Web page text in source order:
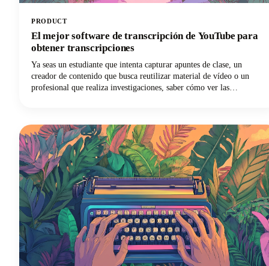
PRODUCT
El mejor software de transcripción de YouTube para
obtener transcripciones
Ya seas un estudiante que intenta capturar apuntes de clase, un
creador de contenido que busca reutilizar material de vídeo o un
profesional que realiza investigaciones, saber cómo ver las